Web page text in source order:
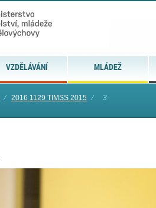
VZDĚLÁVÁNÍ MLÁDEŽ
⁄ 2016 1129 TIMSS 2015 ⁄ 3